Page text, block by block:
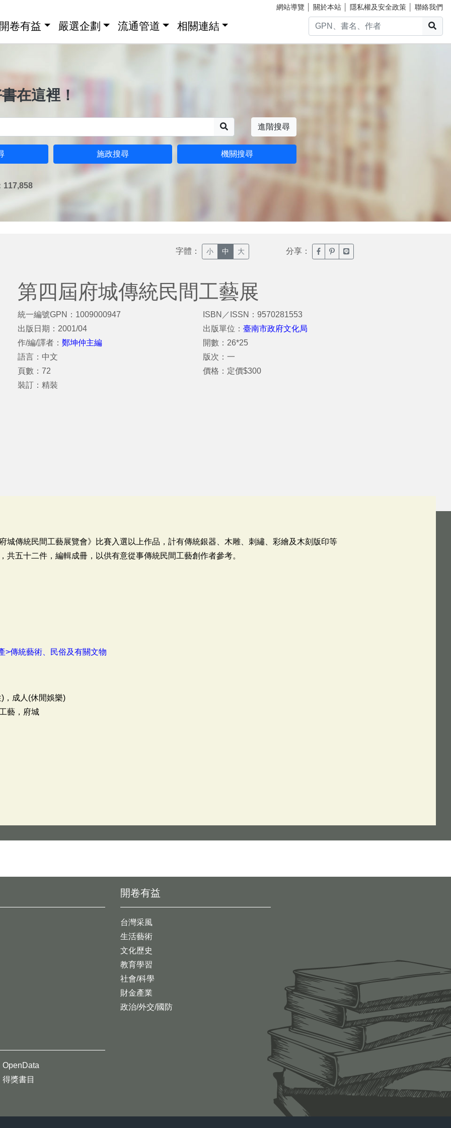
網站導覽 關於本站 隱私權及安全政策 聯絡我們
卷有益 嚴選企劃 流通管道 相關連結
在這裡！
進階搜尋
施政搜尋 機關搜尋
117,858
字體： 小 中 大 分享： 臉書分享(另開新視窗)
噗浪分享(另開新視窗)
Line分享(另開新視窗)
第四屆府城傳統民間工藝展
統一編號GPN：1009000947
出版日期：2001/04
作/編/譯者： 鄭坤仲主編
語言：中文
頁數：72
裝訂：精裝
ISBN／ISSN：9570281553
出版單位：臺南市政府文化局
開數：26*25
版次：一
價格：定價$300
城傳統民間工藝展覽會》比賽入選以上作品，計有傳統銀器、木雕、刺繡、彩繪及木刻版印等
共五十二件，編輯成冊，以供有意從事傳統民間工藝創作者參考。
>傳統藝術、民俗及有關文物
，成人(休閒娛樂)
藝，府城
開卷有益
台灣采風
生活藝術
文化歷史
教育學習
社會/科學
財金產業
政治/外交/國防
OpenData
得獎書目